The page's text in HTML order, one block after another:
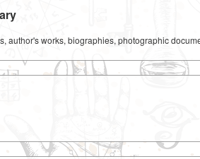
author's works, biographies, photographic